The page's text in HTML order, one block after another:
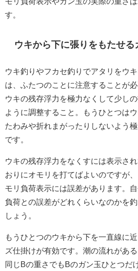
す。
ウキから下に張りをもたせる
ウキ釣りやフカセ釣りでアタリをウ
は、ふたつのことに注意することが
ウキの残存浮力を極力なくして少し
ように調整すること。もうひとつは
たわみや折れまがったりしないよう
です。
ウキの残存浮力をなくすには表示さ
おりにオモリを打てばよいのですが
モリ負荷表示には誤差があります。
負荷との誤差がどれくらいなのかを
しょう。
もうひとつのウキから下を一直線に
ズ仕掛けが有効です。潮の流れがあ
同じBの重さでもBのガン玉ひとつだ